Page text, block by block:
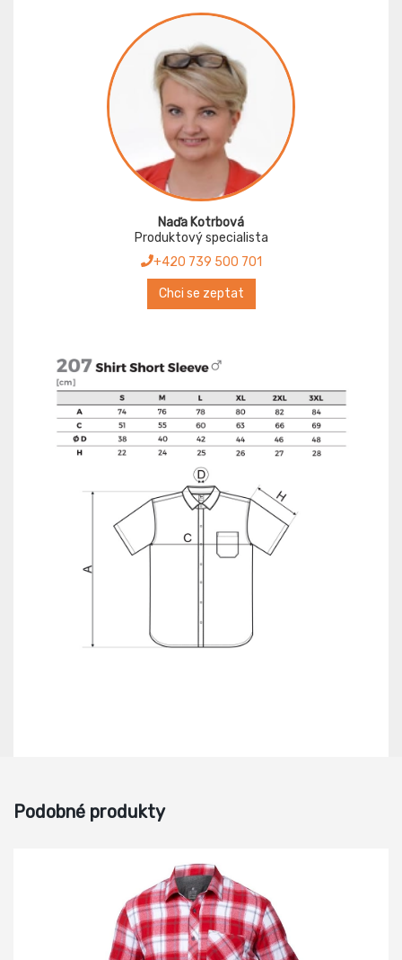
Naďa Kotrbová
Produktový specialista
+420 739 500 701
Chci se zeptat
Podobné produkty